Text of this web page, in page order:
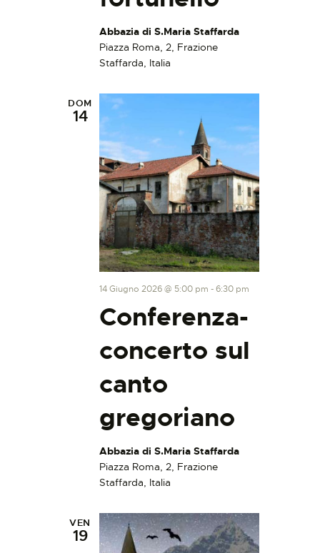
Abbazia di S.Maria Staffarda
Piazza Roma, 2, Frazione
Staffarda, Italia
DOM
14
Conferenza-
concerto sul
canto
gregoriano
14 Giugno 2026 @ 5:00 pm -6:30 pm
Abbazia di S.Maria Staffarda
Piazza Roma, 2, Frazione
Staffarda, Italia
VEN
19